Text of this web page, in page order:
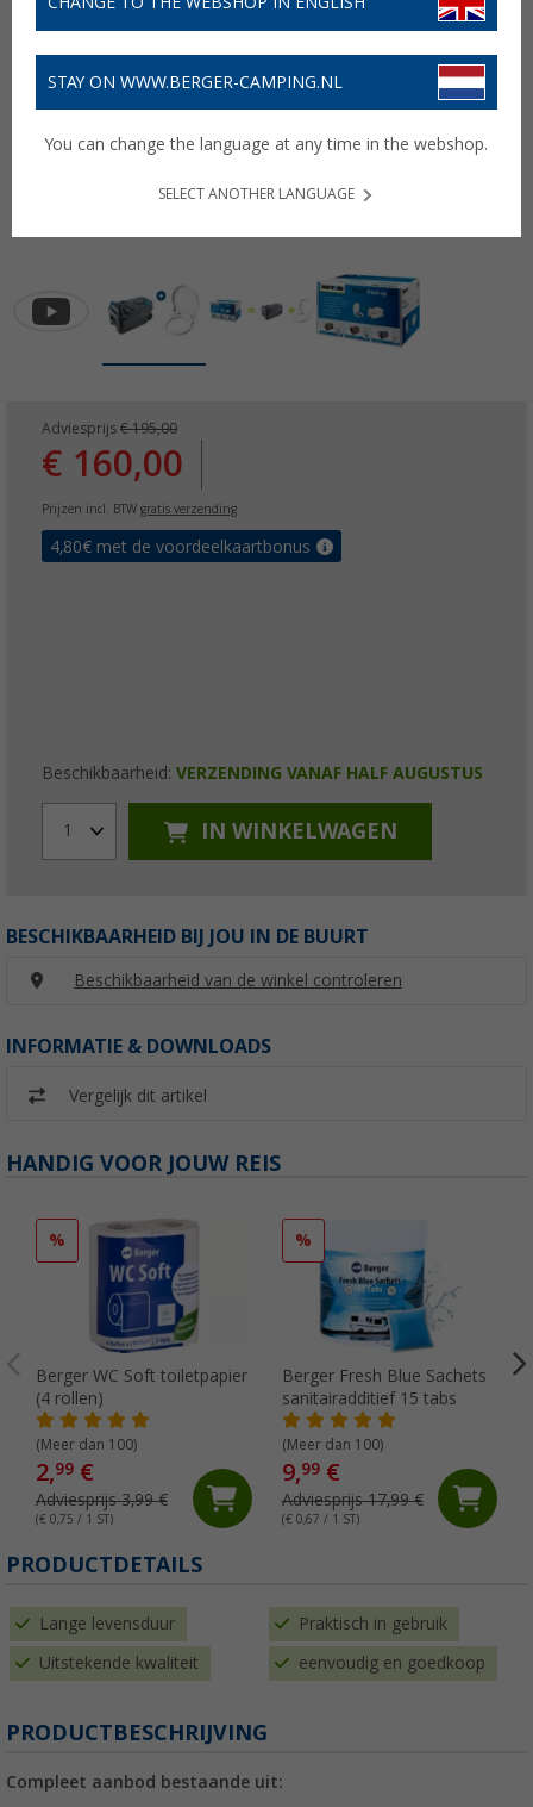
Adviesprijs € 195,00
€ 160,00
Prijzen incl. BTW gratis verzending
4,80€ met de voordeelkaartbonus
Beschikbaarheid: VERZENDING VANAF HALF AUGUSTUS
1 IN WINKELWAGEN
BESCHIKBAARHEID BIJ JOU IN DE BUURT
Beschikbaarheid van de winkel controleren
INFORMATIE & DOWNLOADS
Vergelijk dit artikel
HANDIG VOOR JOUW REIS
%
Berger WC Soft toiletpapier
(4 rollen)
(Meer dan 100)
2,99 €
Adviesprijs 3,99 €
(€ 0,75 / 1 ST)
%
Berger Fresh Blue Sachets
sanitairadditief 15 tabs
(Meer dan 100)
9,99€
Adviesprijs 17,99 €
(€ 0,67 / 1 ST)
PRODUCTDETAILS
Lange levensduur Praktisch in gebruik
Uitstekende kwaliteit eenvoudig en goedkoop
PRODUCTBESCHRIJVING
Compleet aanbod bestaande uit:
STAY ON WWW.BERGER-CAMPING.NL
You can change the language at any time in the webshop.
SELECT ANOTHER LANGUAGE